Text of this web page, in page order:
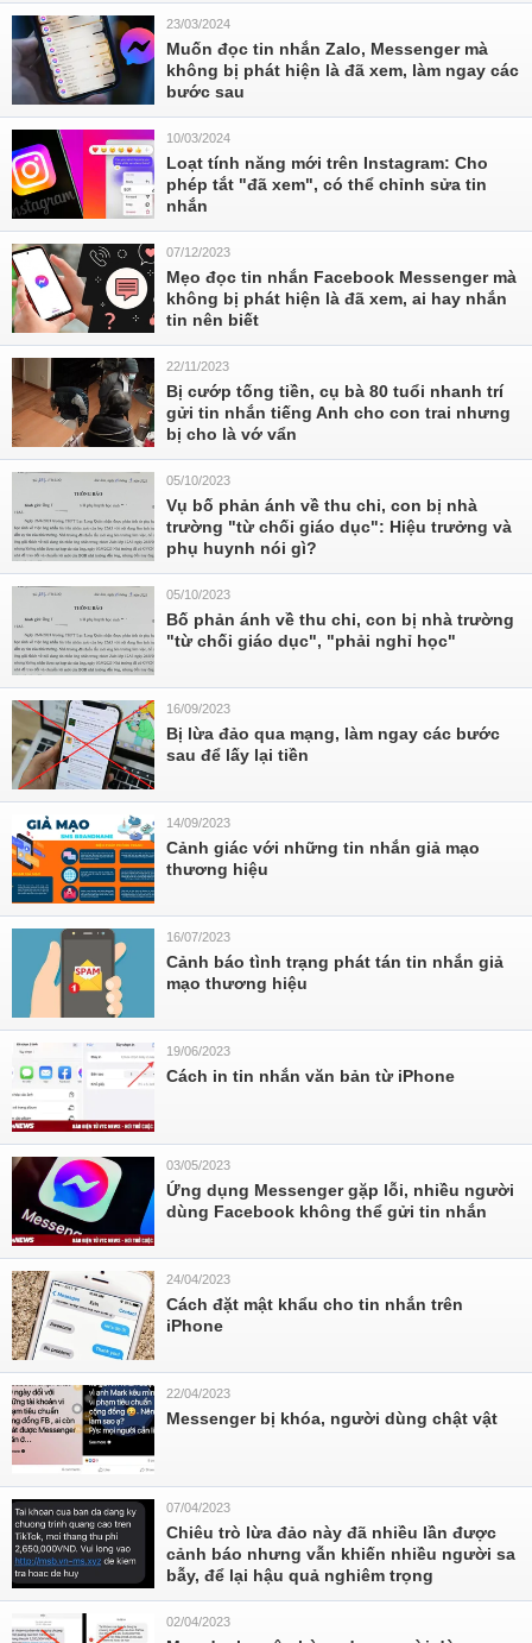
23/03/2024
Muốn đọc tin nhắn Zalo, Messenger mà
không bị phát hiện là đã xem, làm ngay các
bước sau
10/03/2024
Loạt tính năng mới trên Instagram: Cho
phép tắt "đã xem", có thể chỉnh sửa tin
nhắn
07/12/2023
Mẹo đọc tin nhắn Facebook Messenger mà
không bị phát hiện là đã xem, ai hay nhắn
tin nên biết
22/11/2023
Bị cướp tống tiền, cụ bà 80 tuổi nhanh trí
gửi tin nhắn tiếng Anh cho con trai nhưng
bị cho là vớ vẩn
05/10/2023
Vụ bố phản ánh về thu chi, con bị nhà
trường "từ chối giáo dục": Hiệu trưởng và
phụ huynh nói gì?
05/10/2023
Bố phản ánh về thu chi, con bị nhà trường
"từ chối giáo dục", "phải nghỉ học"
16/09/2023
Bị lừa đảo qua mạng, làm ngay các bước
sau để lấy lại tiền
14/09/2023
Cảnh giác với những tin nhắn giả mạo
thương hiệu
16/07/2023
Cảnh báo tình trạng phát tán tin nhắn giả
mạo thương hiệu
19/06/2023
Cách in tin nhắn văn bản từ iPhone
03/05/2023
Ứng dụng Messenger gặp lỗi, nhiều người
dùng Facebook không thể gửi tin nhắn
24/04/2023
Cách đặt mật khẩu cho tin nhắn trên
iPhone
22/04/2023
Messenger bị khóa, người dùng chật vật
07/04/2023
Chiêu trò lừa đảo này đã nhiều lần được
cảnh báo nhưng vẫn khiến nhiều người sa
bẫy, để lại hậu quả nghiêm trọng
02/04/2023